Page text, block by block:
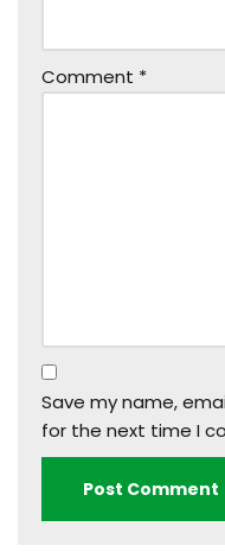
Comment *
Save my name,
for the next time I